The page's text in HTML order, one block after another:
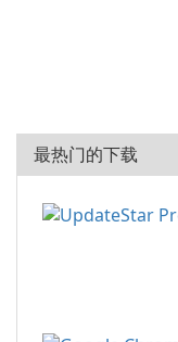
最热门的下载